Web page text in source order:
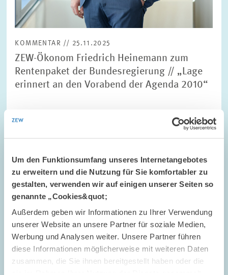
Um den Funktionsumfang unseres Internetangebotes
zu erweitern und die Nutzung für Sie komfortabler zu
gestalten, verwenden wir auf einigen unserer Seiten so
genannte „Cookies&quot;
Außerdem geben wir Informationen zu Ihrer Verwendung
unserer Website an unsere Partner für soziale Medien,
Werbung und Analysen weiter. Unsere Partner führen
diese Informationen möglicherweise mit weiteren Daten
zusammen, die Sie ihnen bereitgestellt haben oder die
KOMMENTAR // 25.11.2025
ZEW-Ökonom Friedrich Heinemann zum
Rentenpaket der Bundesregierung // „Lage
erinnert an den Vorabend der Agenda 2010“
UNTERNEHMENSBESTEUERUNG UND ÖFFENTLICH
Bild
öffnet
vergrößerter
Ansicht